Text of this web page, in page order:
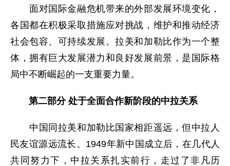
面对国际金融危机带来的外部发展环境变化，
各国都在积极采取措施应对挑战，维护和推动经济
社会包容、可持续发展。拉美和加勒比作为一个整
体，拥有巨大发展潜力和良好发展前景，是国际格
局中不断崛起的一支重要力量。
第二部分 处于全面合作新阶段的中拉关系
中国同拉美和加勒比国家相距遥远，但中拉人
民友谊源远流长。1949年新中国成立后，在几代人
共同努力下，中拉关系扎实前行，走过了非凡历